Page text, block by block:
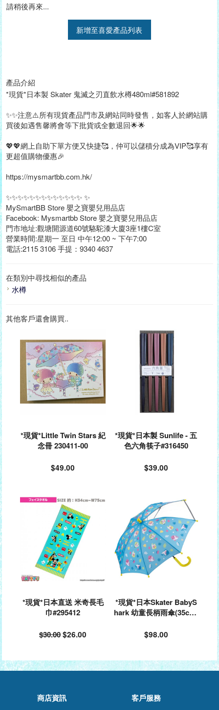
請稍後再來...
新增至喜愛產品列表
產品介紹
*現貨*日本製 Skater 鬼滅之刃直飲水樽480ml#581892
✨✨注意⚠️所有現貨產品門市及網站同時發售，如客人於網站購
買後如遇售馨將會等下批貨或全數退回🌟🌟
💖💖網上自助下單方便又快捷🥰，仲可以儲積分成為VIP🥰享有
更超值購物優惠🎉
https://mysmartbb.com.hk/
✨✨✨✨✨✨✨✨✨✨✨✨✨ ✨
MySmartBB Store 嬰之寶嬰兒用品店
Facebook: Mysmartbb Store 嬰之寶嬰兒用品店
門市地址:觀塘開源道60號駱駝漆大廈3座1樓C室
營業時間:星期一 至日 中午12:00 ~ 下午7:00
電話:2115 3106 手提：9340 4637
在類別中尋找相似的產品
水樽
其他客戶還會購買..
*現貨*Little Twin Stars 紀
念冊 230411-00
$49.00
*現貨*日本製 Sunlife - 五
色六角筷子#316450
$39.00
*現貨*日本直送 米奇長毛
巾#295412
$30.00$26.00
*現貨*日本Skater BabyS
hark 幼童長柄雨傘(35cm)
$98.00
商店資訊 客戶服務